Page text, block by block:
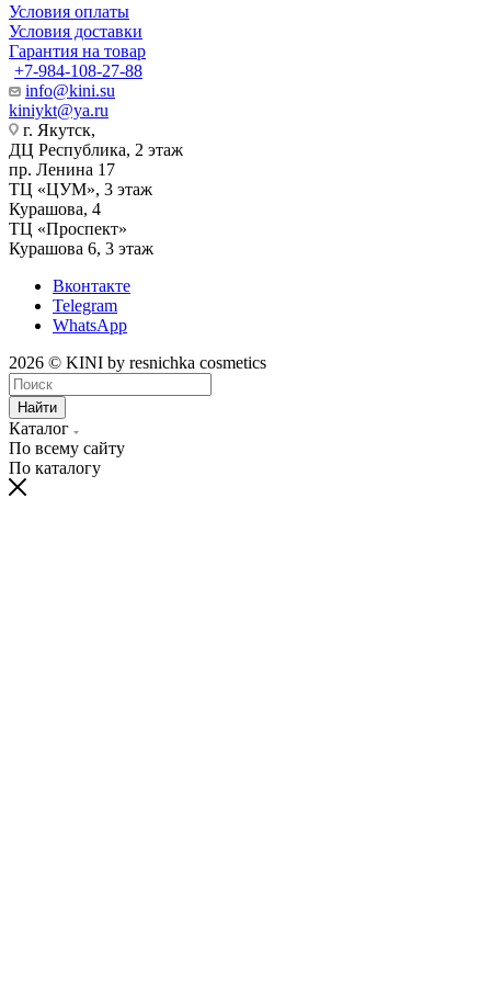
Условия оплаты
Условия доставки
Гарантия на товар
+7-984-108-27-88
info@kini.su
kiniykt@ya.ru
г. Якутск, ​‌
ДЦ Республика, 2 этаж
‌‌пр. Ленина 17
‌ТЦ «ЦУМ», 3 этаж
‌Курашова, 4
ТЦ «Проспект»
Курашова 6, 3 этаж
Вконтакте
Telegram
WhatsApp
2026 © KINI by resnichka cosmetics
Найти
Каталог
По всему сайту
По каталогу